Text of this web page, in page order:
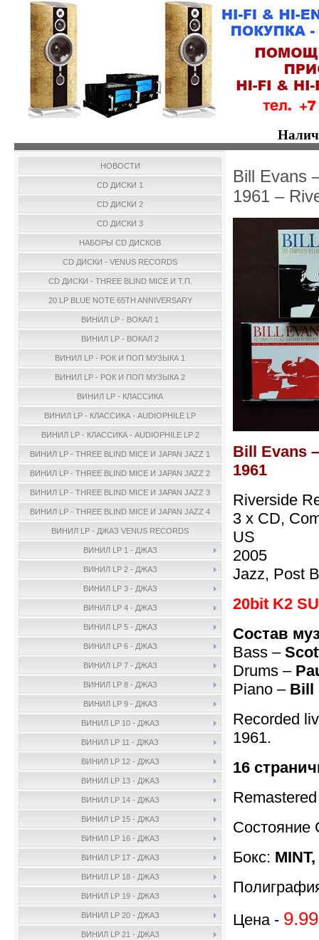
НОВОСТИ
CD ДИСКИ 1
CD ДИСКИ 2
CD ДИСКИ 3
НАБОРЫ CD ДИСКОВ
CD ДИСКИ - VENUS RECORDS
CD ДИСКИ - THREE BLIND MICE И Т.П.
20 LP BLUE NOTE 65TH ANNIVERSARY
ВИНИЛ LP - ВОКАЛ 1
ВИНИЛ LP - ВОКАЛ 2
ВИНИЛ LP - РОК И ПОП МУЗЫКА 1
ВИНИЛ LP - РОК И ПОП МУЗЫКА 2
ВИНИЛ LP - КЛАССИКА
ВИНИЛ LP - КЛАССИКА - AUDIOPHILE LP
ВИНИЛ LP - КЛАССИКА - AUDIOPHILE LP 2
ВИНИЛ LP - THREE BLIND MICE И JAPAN JAZZ 1
ВИНИЛ LP - THREE BLIND MICE И JAPAN JAZZ 2
ВИНИЛ LP - THREE BLIND MICE И JAPAN JAZZ 3
ВИНИЛ LP - THREE BLIND MICE И JAPAN JAZZ 4
ВИНИЛ LP - ДЖАЗ VENUS RECORDS
ВИНИЛ LP 1 - ДЖАЗ
ВИНИЛ LP 2 - ДЖАЗ
ВИНИЛ LP 3 - ДЖАЗ
ВИНИЛ LP 4 - ДЖАЗ
ВИНИЛ LP 5 - ДЖАЗ
ВИНИЛ LP 6 - ДЖАЗ
ВИНИЛ LP 7 - ДЖАЗ
ВИНИЛ LP 8 - ДЖАЗ
ВИНИЛ LP 9 - ДЖАЗ
ВИНИЛ LP 10 - ДЖАЗ
ВИНИЛ LP 11 - ДЖАЗ
ВИНИЛ LP 12 - ДЖАЗ
ВИНИЛ LP 13 - ДЖАЗ
ВИНИЛ LP 14 - ДЖАЗ
ВИНИЛ LP 15 - ДЖАЗ
ВИНИЛ LP 16 - ДЖАЗ
ВИНИЛ LP 17 - ДЖАЗ
ВИНИЛ LP 18 - ДЖАЗ
ВИНИЛ LP 19 - ДЖАЗ
ВИНИЛ LP 20 - ДЖАЗ
ВИНИЛ LP 21 - ДЖАЗ
Bill Evans
1961 –
Bill Evans
1961
Riverside
3 x CD,
US
2005
Jazz, Post
20bit K2
Состав
Bass –
Drums –
Piano – Bill
Recorded
1961.
16
Состояние
Бокс: MINT,
Цена -